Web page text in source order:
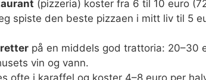
(pizzeria) koster fra 6 til 10 euro
spiste den beste pizzaen i mitt liv til 5
på en middels god trattoria: 20–30
vin og vann.